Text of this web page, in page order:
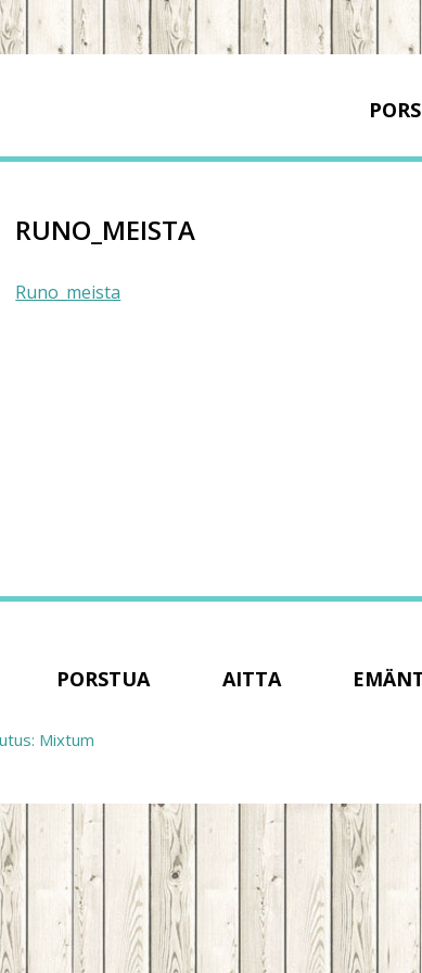
RUNO_MEISTA
Runo_meista
PORSTUA AITTA
Mixtum